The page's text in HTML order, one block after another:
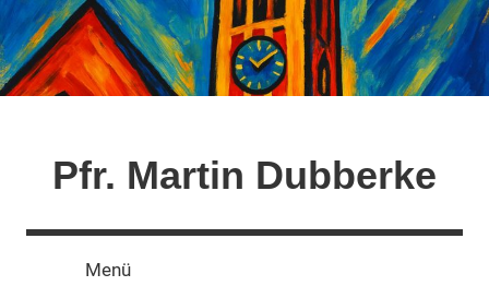
Zum
Inhalt
springen
Pfr. Martin Dubberke
Menü